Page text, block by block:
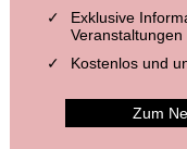
Exklusive
Veranstaltungen
Kostenlos und
Zum